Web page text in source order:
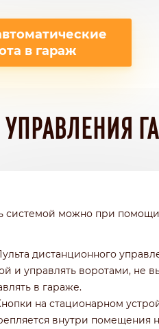
в гараж
системой можно при
дистанционного
и управлять воротами, не
в гараже.
на стационарном
внутри помещения